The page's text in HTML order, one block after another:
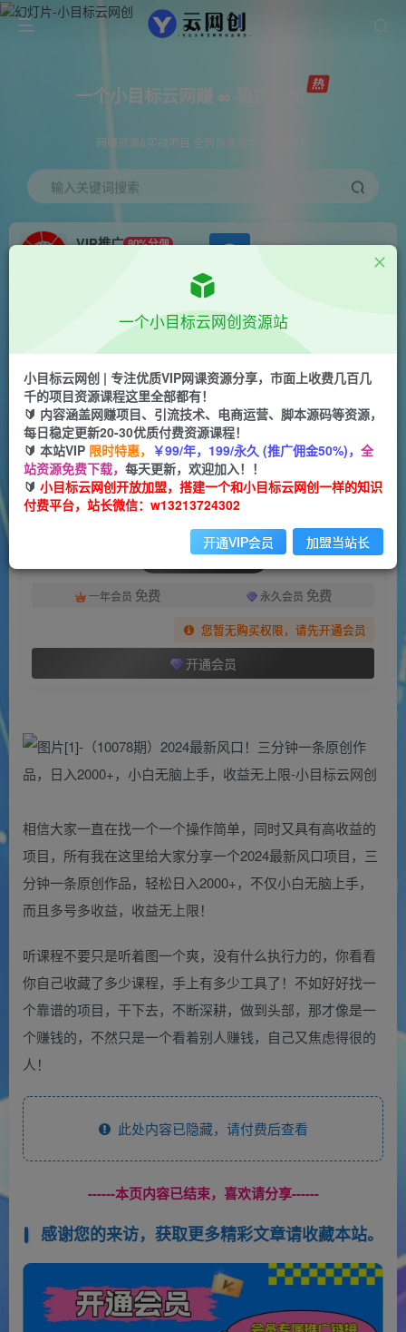
一个小目标云网赚 ∞ 稳定更新
网赚资源&实战项目 全网首发全年365天更新
输入关键词搜索
VIP推广 80%分佣
会员专属 正文
（10078期）2024最新风口！三分钟一条原创作
品，日入2000+，小白无脑上手，收益无上限
一个小目标云网创
2年前发布
关注 私信
1118 192
此内容为付费阅读，请付费后查看
会员专属资源
一年会员 免费 永久会员 免费
您暂无购买权限，请先开通会员
开通会员
付费阅读
相信大家一直在找一个一个操作简单，同时又具有高收益的
项目，所有我在这里给大家分享一个2024最新风口项目，三
分钟一条原创作品，轻松日入2000+，不仅小白无脑上手，
而且多号多收益，收益无上限！
听课程不要只是听着图一个爽，没有什么执行力的，你看看
你自己收藏了多少课程，手上有多少工具了！不如好好找一
个靠谱的项目，干下去，不断深耕，做到头部，那才像是一
个赚钱的，不然只是一个看着别人赚钱，自己又焦虑得很的
人！
此处内容已隐藏，请付费后查看
------本页内容已结束，喜欢请分享------
感谢您的来访，获取更多精彩文章请收藏本站。
一个小目标云网创资源站
小目标云网创 | 专注优质VIP网课资源分享，市面上收费几百几
千的项目资源课程这里全部都有！
🔰 内容涵盖网赚项目、引流技术、电商运营、脚本源码等资源，
每日稳定更新20-30优质付费资源课程！
🔰 本站VIP 限时特惠， ￥99/年，199/永久 (推广佣金50%)， 全
站资源免费下载， 每天更新，欢迎加入！！
🔰 小目标云网创开放加盟，搭建一个和小目标云网创一样的知识
付费平台，站长微信：w13213724302
开通VIP会员 加盟当站长